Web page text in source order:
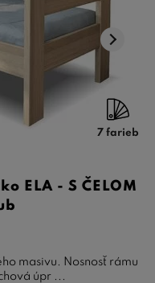
7 farieb
ELA - S ČELOM
masivu. Nosnosť rámu
úpr ...